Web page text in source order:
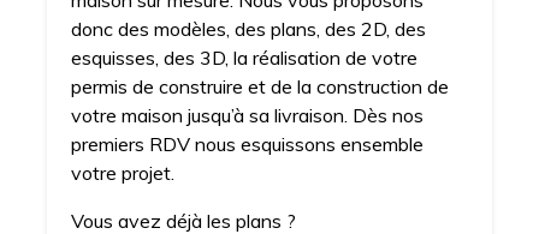
donc des modèles, des plans, des 2D, des
esquisses, des 3D, la réalisation de votre
permis de construire et de la construction de
votre maison jusqu’à sa livraison. Dès nos
premiers RDV nous esquissons ensemble
votre projet.
Vous avez déjà les plans ?